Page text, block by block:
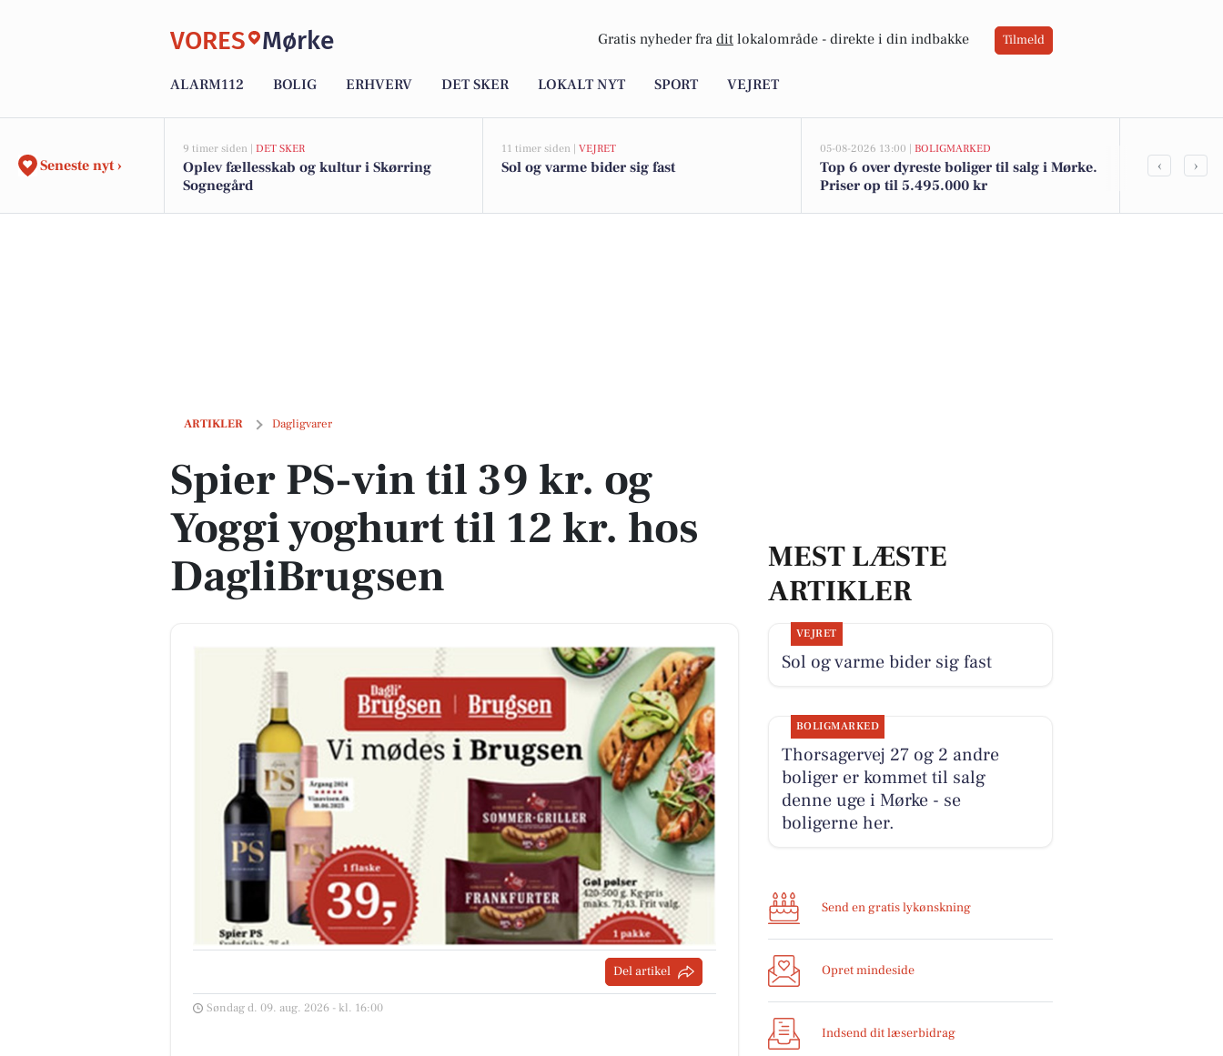
VORES Mørke Gratis nyheder fra dit lokalområde - direkte i din indbakke Tilmeld
ALARM112 BOLIG ERHVERV DET SKER LOKALT NYT SPORT VEJRET
Seneste nyt ›
9 timer siden | DET SKER
Oplev fællesskab og kultur i Skørring
Sognegård
11 timer siden | VEJRET
Sol og varme bider sig fast
05-08-2026 13:00 | BOLIGMARKED
Top 6 over dyreste boliger til salg i Mørke.
Priser op til 5.495.000 kr
Spier PS
‹ ›
ARTIKLER Dagligvarer
Spier PS-vin til 39 kr. og Yoggi yoghurt til 12 kr. hos DagliBrugsen
Spier PS-vin til 39 kr. og
Yoggi yoghurt til 12 kr. hos
DagliBrugsen
Del artikel
Søndag d. 09. aug. 2026 - kl. 16:00
MEST LÆSTE
ARTIKLER
VEJRET
Sol og varme bider sig fast
BOLIGMARKED
Thorsagervej 27 og 2 andre
boliger er kommet til salg
denne uge i Mørke - se
boligerne her.
Send en gratis lykønskning
Opret mindeside
Indsend dit læserbidrag